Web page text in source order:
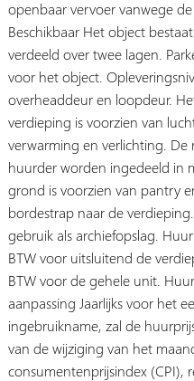
openbaar vervoer vanwege
Beschikbaar Het object
verdeeld over twee lagen.
voor het object.
overheaddeur en loopdeur.
verdieping is voorzien van
verwarming en verlichting.
huurder worden ingedeeld in
grond is voorzien van pantry
bordestrap naar de
gebruik als archiefopslag.
BTW voor uitsluitend de
BTW voor de gehele unit.
aanpassing Jaarlijks voor het
ingebruikname, zal de
van de wijziging van het
consumentenprijsindex (CPI),